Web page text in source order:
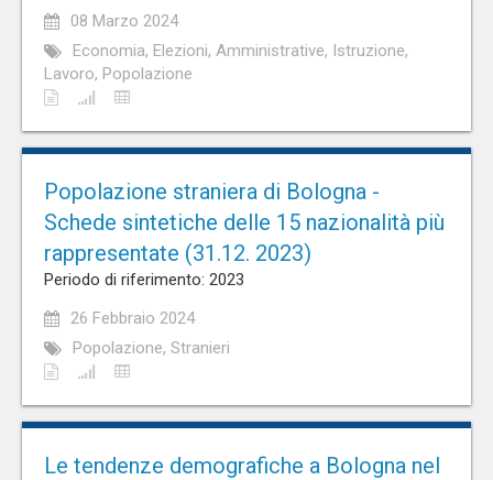
08 Marzo 2024
Economia, Elezioni, Amministrative, Istruzione,
Lavoro, Popolazione
Popolazione straniera di Bologna -
Schede sintetiche delle 15 nazionalità più
rappresentate (31.12. 2023)
Periodo di riferimento: 2023
26 Febbraio 2024
Popolazione, Stranieri
Le tendenze demografiche a Bologna nel